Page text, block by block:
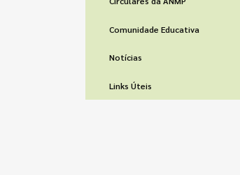
Comunidade Educativa
Notícias
Links Úteis